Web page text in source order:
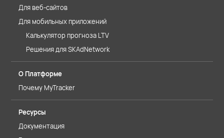
Для веб-сайтов
Для мобильных приложений
Калькулятор прогноза LTV
Решения для SKAdNetwork
О Платформе
Почему MyTracker
Ресурсы
Документация